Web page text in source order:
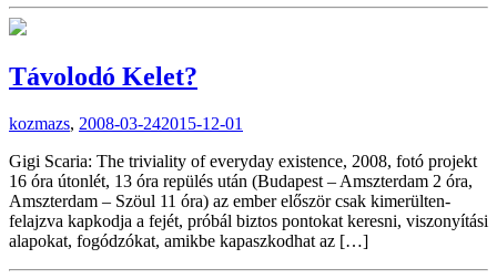
Távolodó Kelet?
kozmazs, 2008-03-242015-12-01
Gigi Scaria: The triviality of everyday existence, 2008, fotó projekt
16 óra útonlét, 13 óra repülés után (Budapest – Amszterdam 2 óra,
Amszterdam – Szöul 11 óra) az ember először csak kimerülten-
felajzva kapkodja a fejét, próbál biztos pontokat keresni, viszonyítási
alapokat, fogódzókat, amikbe kapaszkodhat az […]